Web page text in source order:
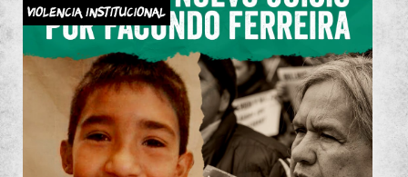
Violencia Institucional